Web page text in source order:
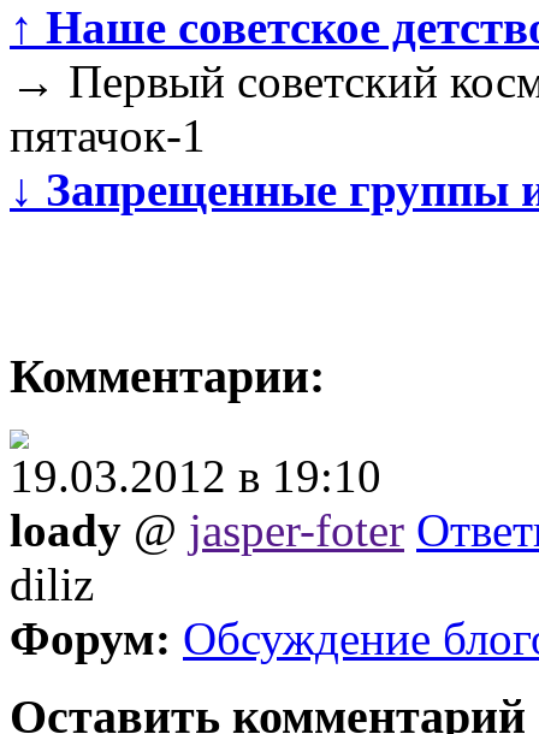
↑ Наше советское
→ Первый советский
пятачок-1
↓ Запрещенные группы
Комментарии:
19.03.2012 в 19:10
loady @ jasper-foter
diliz
Форум: Обсуждение
Оставить комментарий